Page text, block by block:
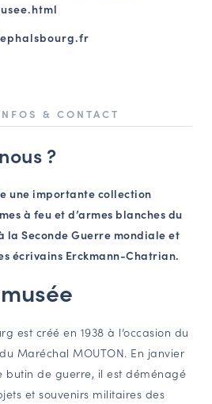
« ACTEURS »
de la Région Grand Est
& CONTACT
?
une importante collection
à feu et d’armes blanches du
la Seconde Guerre mondiale et
écrivains Erckmann-Chatrian.
est créé en 1938 à l’occasion du
Maréchal MOUTON. En janvier
butin de guerre, il est déménagé
et souvenirs militaires des